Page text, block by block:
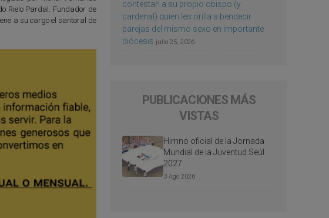
Rielo Pardal. Fundador de
a su cargo el santoral de
contestan a su propio obispo (y
cardenal) quien les orilla a bendecir
parejas del mismo sexo en importante
diócesis julio 25, 2026
PUBLICACIONES MÁS
VISTAS
Himno oficial de la Jornada
Mundial de la Juventud Seúl
2027
3 Ago 2026